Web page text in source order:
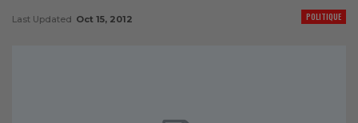
POLITIQUE
Last Updated Oct 15, 2012